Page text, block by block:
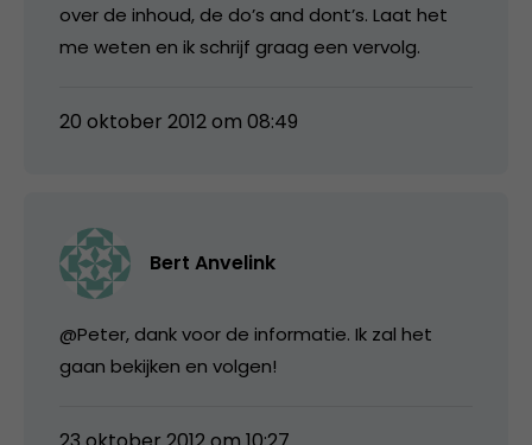
over de inhoud, de do’s and dont’s. Laat het
me weten en ik schrijf graag een vervolg.
20 oktober 2012 om 08:49
Bert Anvelink
@Peter, dank voor de informatie. Ik zal het
gaan bekijken en volgen!